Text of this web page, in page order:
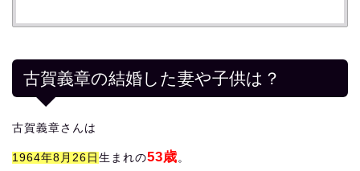
古賀義章の結婚した妻や子供は？
古賀義章さんは
1964年8月26日 生まれの53歳。